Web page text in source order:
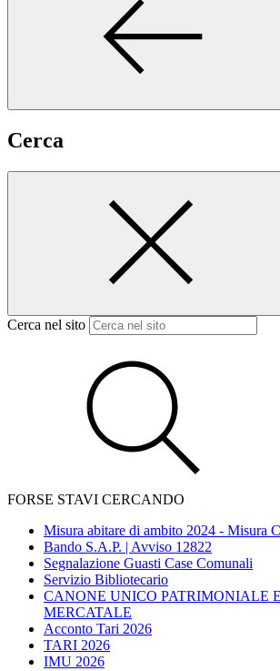
Cerca
Cerca nel sito
FORSE STAVI CERCANDO
Misura abitare di ambito 2024 - Misura
Bando S.A.P. | Avviso 12822
Segnalazione Guasti Case Comunali
Servizio Bibliotecario
CANONE UNICO PATRIMONIALE
MERCATALE
Acconto Tari 2026
TARI 2026
IMU 2026